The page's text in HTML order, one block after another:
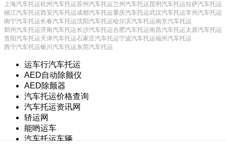
上海汽车托运杭州汽车托运苏州汽车托运兰州汽车托运昆明汽车托运拉萨汽车托运
丽江汽车托运西安汽车托运成都汽车托运重庆汽车托运武汉汽车托运常州汽车托运
南宁汽车托运长春汽车托运沈阳汽车托运哈尔滨汽车托运南京汽车托运
郑州汽车托运济南汽车托运长沙汽车托运合肥汽车托运南昌汽车托运太原汽车托运
贵阳汽车托运天津汽车托运石家庄汽车托运宁波汽车托运福州汽车托运
西宁汽车托运银川汽车托运东莞汽车托运
运车行汽车托运
AED自动除颤仪
AED除颤器
汽车托运价格查询
汽车托运资讯网
轿运网
能哟运车
汽车托运车辆